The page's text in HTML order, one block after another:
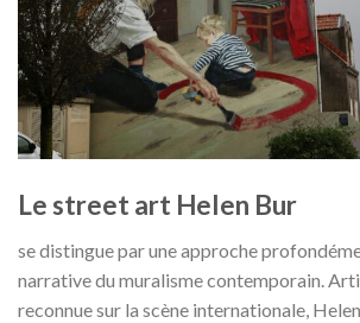
Le street art Helen Bur
se distingue par une approche
narrative du muralisme contemporain.
reconnue sur la scène internationale,